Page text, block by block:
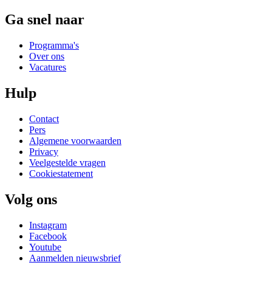
Ga snel naar
Programma's
Over ons
Vacatures
Hulp
Contact
Pers
Algemene voorwaarden
Privacy
Veelgestelde vragen
Cookiestatement
Volg ons
Instagram
Facebook
Youtube
Aanmelden nieuwsbrief